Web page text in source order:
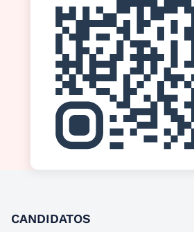
CANDIDATOS